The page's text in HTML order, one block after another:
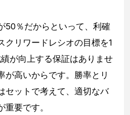
50％だからといって、利確
クリワードレシオの目標を1
が向上する保証はありませ
が高いからです。勝率とリ
セットで考えて、適切なバ
要です。